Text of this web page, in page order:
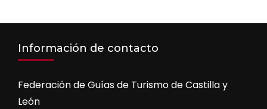
Información de contacto
Federación de Guías de Turismo de Castilla y
León